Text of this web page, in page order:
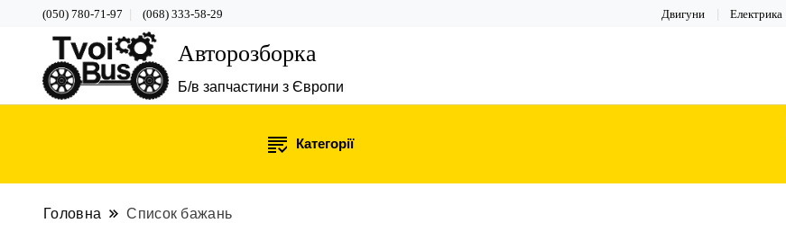
(050) 780-71-97 (068) 333-58-29 Двигуни Електрика
Авторозборка
Б/в запчастини з Європи
Категорії
Головна Список бажань